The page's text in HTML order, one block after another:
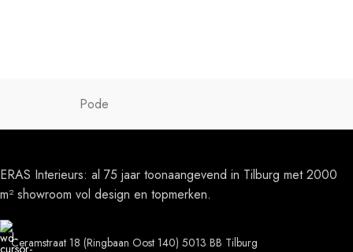
Pode
ERAS Interieurs: al 75 jaar toonaangevend in Tilburg met 2000
m² showroom vol design en topmerken.
Ceramstraat 18 (Ringbaan Oost 140) 5013 BB Tilburg